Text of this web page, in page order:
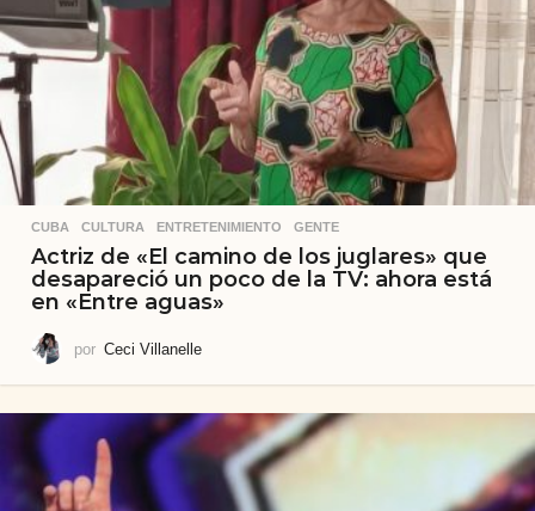
CUBA ,CULTURA ,ENTRETENIMIENTO ,GENTE
Actriz de «El camino de los juglares» que
desapareció un poco de la TV: ahora está
en «Entre aguas»
por Ceci Villanelle